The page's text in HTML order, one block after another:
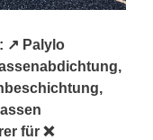
↗️ Palylo
für ❌